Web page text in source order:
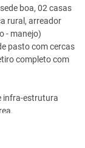
boa, 02 casas
rural, arreador
- manejo)
pasto com cercas
completo com
infra-estrutura